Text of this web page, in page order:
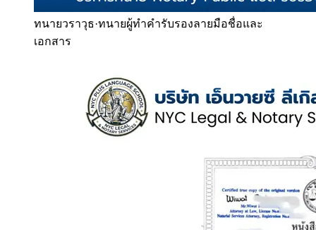
ทนายวราวุธ·ทนายผู้ทำคำรับรองลายมือชื่อและ
เอกสาร